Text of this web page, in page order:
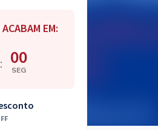
EM:
: 00
SEG